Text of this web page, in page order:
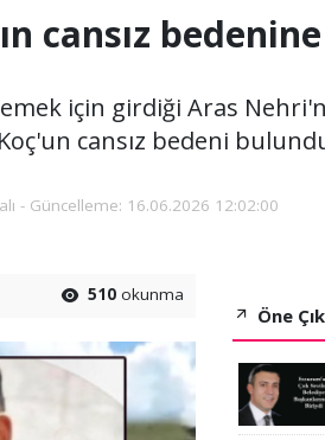
cansız bedenine
için girdiği Aras
cansız bedeni
- Güncelleme: 16.06.2026 12:02:00
510 okunma
Öne